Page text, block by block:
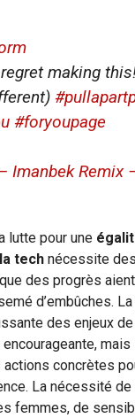
regret making
#foryoupage
Imanbek Remix
lutte pour une
tech nécessite
des progrès
d’embûches.
des enjeux
mais
actions concrètes
La nécessité
femmes, de